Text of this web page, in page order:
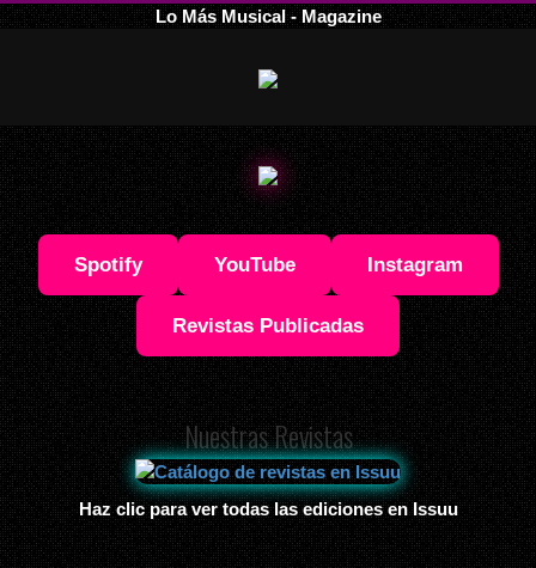
Lo Más Musical - Magazine
Spotify YouTube Instagram
Revistas Publicadas
Nuestras Revistas
Haz clic para ver todas las ediciones en Issuu